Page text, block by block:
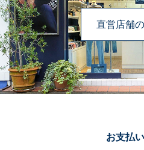
直営店舗
お支払